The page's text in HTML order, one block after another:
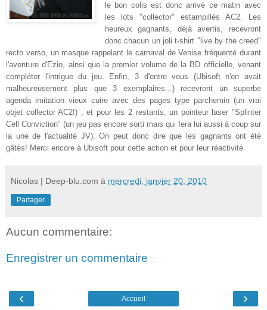
le bon colis est donc arrivé ce matin avec
les lots "collector" estampillés AC2. Les
heureux gagnants, déjà avertis, recevront
donc chacun un joli t-shirt "live by the creed"
recto verso, un masque rappelant le carnaval de Venise fréquenté durant
l'aventure d'Ezio, ainsi que la premier volume de la BD officielle, venant
compléter l'intrigue du jeu. Enfin, 3 d'entre vous (Ubisoft n'en avait
malheureusement plus que 3 exemplaires...) recevront un superbe
agenda imitation vieux cuire avec des pages type parchemin (un vrai
objet collector AC2!) ; et pour les 2 restants, un pointeur laser "Splinter
Cell Conviction" (un jeu pas encore sorti mais qui fera lui aussi à coup sur
la une de l'actualité JV). On peut donc dire que les gagnants ont été
gâtés! Merci encore à Ubisoft pour cette action et pour leur réactivité.
Nicolas | Deep-blu.com à mercredi, janvier 20, 2010
Partager
Aucun commentaire:
Enregistrer un commentaire
‹ ›
Accueil